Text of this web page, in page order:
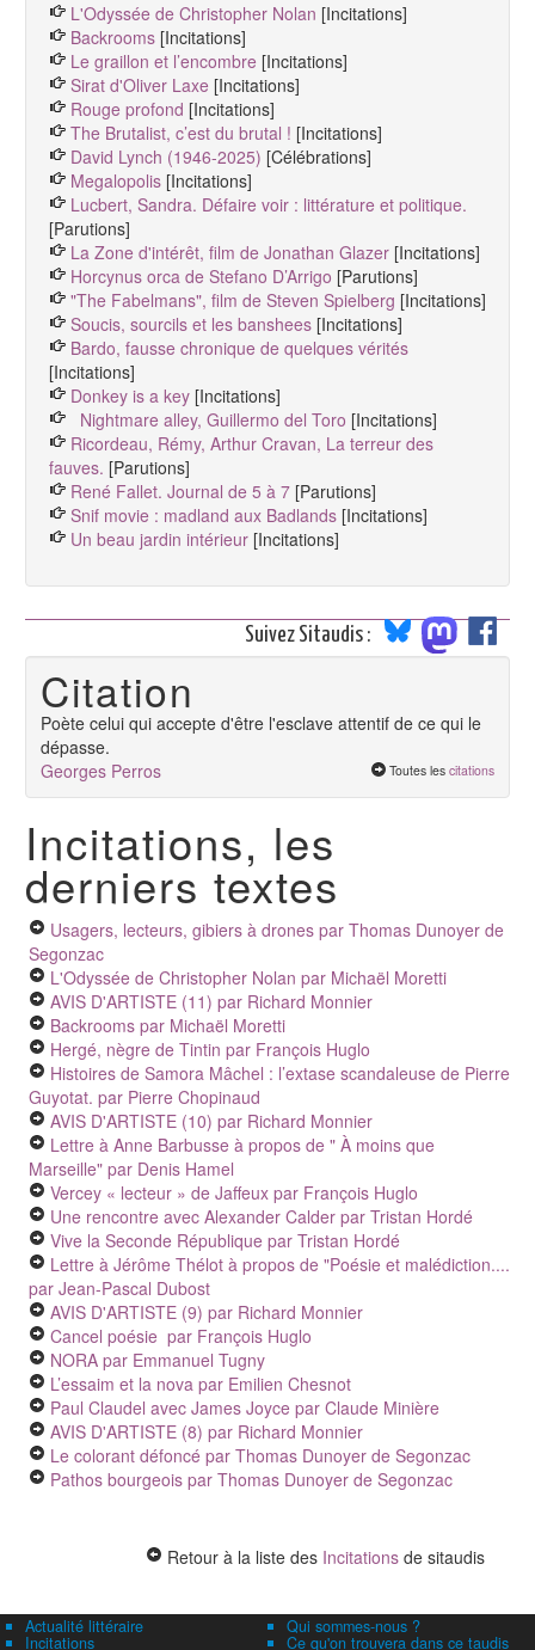
L'Odyssée de Christopher Nolan [Incitations]
Backrooms [Incitations]
Le graillon et l’encombre [Incitations]
Sirat d'Oliver Laxe [Incitations]
Rouge profond [Incitations]
The Brutalist, c’est du brutal ! [Incitations]
David Lynch (1946-2025) [Célébrations]
Megalopolis [Incitations]
Lucbert, Sandra. Défaire voir : littérature et politique.
[Parutions]
La Zone d'intérêt, film de Jonathan Glazer [Incitations]
Horcynus orca de Stefano D’Arrigo [Parutions]
"The Fabelmans", film de Steven Spielberg [Incitations]
Soucis, sourcils et les banshees [Incitations]
Bardo, fausse chronique de quelques vérités
[Incitations]
Donkey is a key [Incitations]
Nightmare alley, Guillermo del Toro [Incitations]
Ricordeau, Rémy, Arthur Cravan, La terreur des
fauves. [Parutions]
René Fallet. Journal de 5 à 7 [Parutions]
Snif movie : madland aux Badlands [Incitations]
Un beau jardin intérieur [Incitations]
Suivez Sitaudis :
Citation
Poète celui qui accepte d'être l'esclave attentif de ce qui le
dépasse.
Georges Perros
Toutes les citations
Incitations, les
derniers textes
Usagers, lecteurs, gibiers à drones par Thomas Dunoyer de
Segonzac
L'Odyssée de Christopher Nolan par Michaël Moretti
AVIS D'ARTISTE (11) par Richard Monnier
Backrooms par Michaël Moretti
Hergé, nègre de Tintin par François Huglo
Histoires de Samora Mâchel : l’extase scandaleuse de Pierre
Guyotat. par Pierre Chopinaud
AVIS D'ARTISTE (10) par Richard Monnier
Lettre à Anne Barbusse à propos de " À moins que
Marseille" par Denis Hamel
Vercey « lecteur » de Jaffeux par François Huglo
Une rencontre avec Alexander Calder par Tristan Hordé
Vive la Seconde République par Tristan Hordé
Lettre à Jérôme Thélot à propos de "Poésie et malédiction....
par Jean-Pascal Dubost
AVIS D'ARTISTE (9) par Richard Monnier
Cancel poésie par François Huglo
NORA par Emmanuel Tugny
L’essaim et la nova par Emilien Chesnot
Paul Claudel avec James Joyce par Claude Minière
AVIS D'ARTISTE (8) par Richard Monnier
Le colorant défoncé par Thomas Dunoyer de Segonzac
Pathos bourgeois par Thomas Dunoyer de Segonzac
Retour à la liste des Incitations de sitaudis
Actualité littéraire
Incitations
Qui sommes-nous ?
Ce qu'on trouvera dans ce taudis